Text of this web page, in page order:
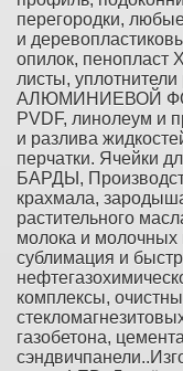
перегородки,
и
опилок, пенопласт
листы,
АЛЮМИНИЕВОЙ
PVDF, линолеум и
и разлива
перчатки. Ячейки
БАРДЫ,
крахмала,
растительного
молока и молочных
сублимация и
комплексы,
газобетона,